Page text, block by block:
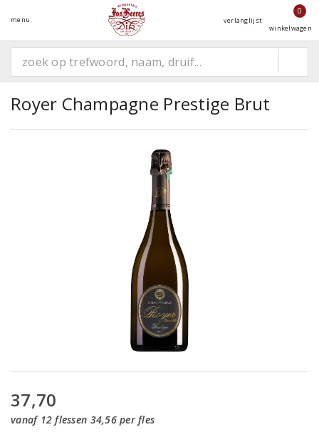
menu verlanglijst
0
winkelwagen
Royer Champagne Prestige Brut
37,70
vanaf 12 flessen 34,56 per fles